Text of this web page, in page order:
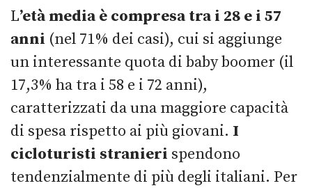
L’età media è compresa tra i 28 e i 57
anni (nel 71% dei casi), cui si aggiunge
un interessante quota di baby boomer (il
17,3% ha tra i 58 e i 72 anni),
caratterizzati da una maggiore capacità
di spesa rispetto ai più giovani. I
cicloturisti stranieri spendono
tendenzialmente di più degli italiani. Per